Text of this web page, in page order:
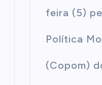
feira (5)
Política
(Copom)